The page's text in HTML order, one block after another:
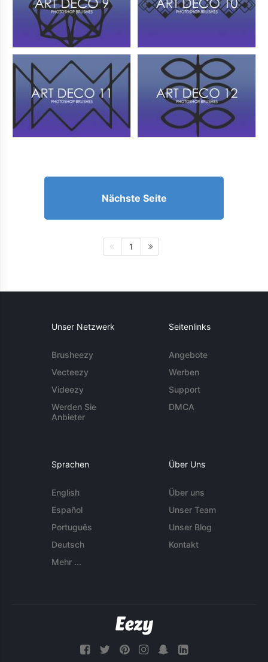
Nächste Seite
1
Unser Netzwerk
Brusheezy
Vecteezy
Videezy
Werden Sie
Anbieter
Seitenlinks
Angebote
Werben
Support
DMCA
Sprachen
English
Español
Português
Deutsch
Mehr ...
Über Uns
Über uns
Unser Team
Unser Blog
Kontakt